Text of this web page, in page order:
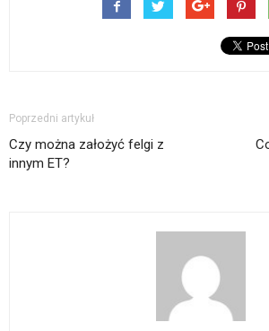
Poprzedni artykuł
Czy można założyć felgi z
innym ET?